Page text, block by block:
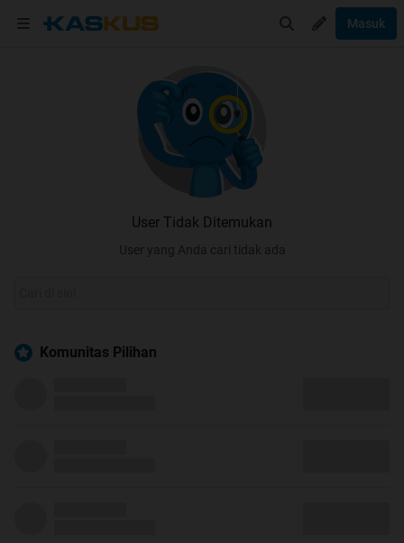
Masuk
User Tidak Ditemukan
User yang Anda cari tidak ada
Komunitas Pilihan